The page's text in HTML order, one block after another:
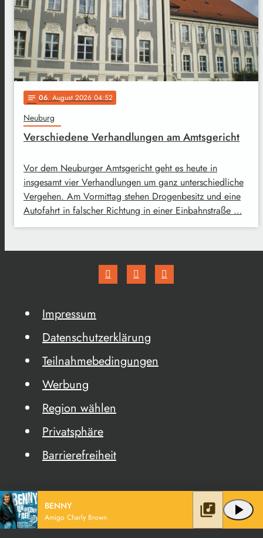
notes 06. August 2026 04:52
Neuburg
Verschiedene Verhandlungen am Amtsgericht
Vor dem Neuburger Amtsgericht geht es heute in
insgesamt vier Verhandlungen um ganz unterschiedliche
Vergehen. Am Vormittag stehen Drogenbesitz und eine
Autofahrt in falscher Richtung in einer Einbahnstraße …
Impressum
Datenschutzerklärung
Teilnahmebedingungen
Werbung
Region wählen
Privatsphäre
Barrierefreiheit
BENNY
Amigo Charly Brown play_arrow
library_music